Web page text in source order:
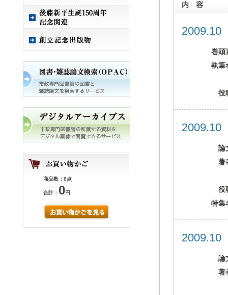
商品数：0点
合計： 0円
内 容
巻頭
執筆
役
論
著
役
特集
論
著